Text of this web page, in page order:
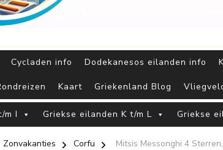
Cycladen info Dodekanesos eilanden info
Kaart Griekenland Blog
m I Griekse eilanden K t/m L Griekse
Zonvakanties Corfu Mitsis Messonghi 4